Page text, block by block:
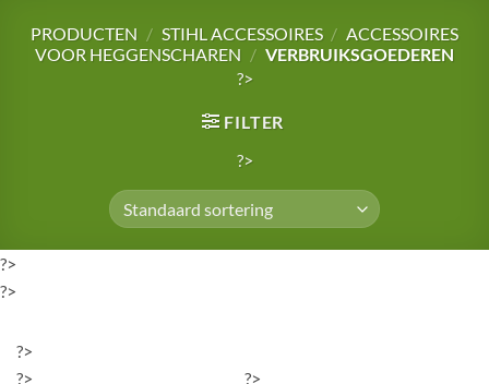
PRODUCTEN / STIHL ACCESSOIRES / ACCESSOIRES
VOOR HEGGENSCHAREN / VERBRUIKSGOEDEREN
?>
FILTER
?>
?>
?>
?>
?>
?>